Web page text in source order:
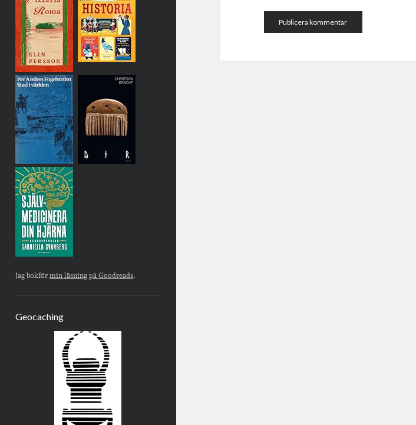
Jag bokför min läsning på Goodreads.
Geocaching